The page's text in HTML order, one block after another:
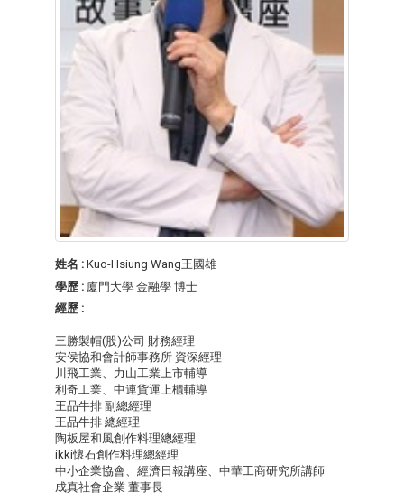
姓名 : Kuo-Hsiung Wang王國雄
學歷 : 廈門大學 金融學 博士
經歷 :
三勝製帽(股)公司 財務經理
安侯協和會計師事務所 資深經理
川飛工業、力山工業上市輔導
利奇工業、中連貨運上櫃輔導
王品牛排 副總經理
王品牛排 總經理
陶板屋和風創作料理總經理
ikki懷石創作料理總經理
中小企業協會、經濟日報講座、中華工商研究所講師
成真社會企業 董事長